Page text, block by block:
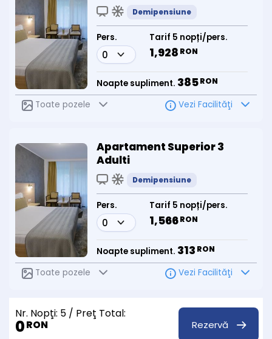
Demipensiune
Pers. Tarif 5 nopți/pers.
1,928 RON
Noapte supliment. 385RON
Toate pozele Vezi Facilităţi
Apartament Superior 3
Adulti
Demipensiune
Pers. Tarif 5 nopți/pers.
1,566RON
Noapte supliment. 313 RON
Toate pozele Vezi Facilităţi
Nr. Nopţi: 5 / Preţ Total:
0RON Rezervă